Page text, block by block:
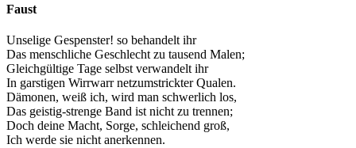
Faust
Unselige Gespenster! so behandelt ihr
Das menschliche Geschlecht zu tausend Malen;
Gleichgültige Tage selbst verwandelt ihr
In garstigen Wirrwarr netzumstrickter Qualen.
Dämonen, weiß ich, wird man schwerlich los,
Das geistig-strenge Band ist nicht zu trennen;
Doch deine Macht, Sorge, schleichend groß,
Ich werde sie nicht anerkennen.